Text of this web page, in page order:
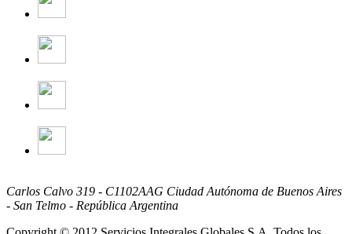
Carlos Calvo 319 - C1102AAG Ciudad Autónoma de Buenos Aires
- San Telmo - República Argentina